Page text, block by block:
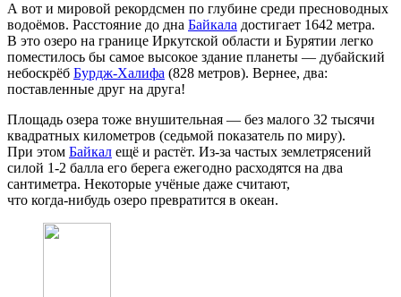
А вот и мировой рекордсмен по глубине среди пресноводных
водоёмов. Расстояние до дна Байкала достигает 1642 метра.
В это озеро на границе Иркутской области и Бурятии легко
поместилось бы самое высокое здание планеты — дубайский
небоскрёб Бурдж‑Халифа (828 метров). Вернее, два:
поставленные друг на друга!
Площадь озера тоже внушительная — без малого 32 тысячи
квадратных километров (седьмой показатель по миру).
При этом Байкал ещё и растёт. Из‑за частых землетрясений
силой 1-2 балла его берега ежегодно расходятся на два
сантиметра. Некоторые учёные даже считают,
что когда‑нибудь озеро превратится в океан.